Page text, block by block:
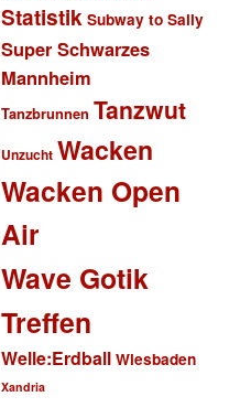
Statistik Subway to Sally
Super Schwarzes
Mannheim
Tanzbrunnen Tanzwut
Unzucht Wacken
Wacken Open
Air
Wave Gotik
Treffen
Welle:Erdball Wiesbaden
Xandria